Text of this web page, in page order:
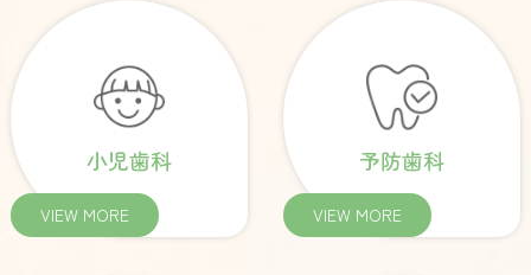
小児歯科
VIEW MORE
予防歯科
VIEW MORE